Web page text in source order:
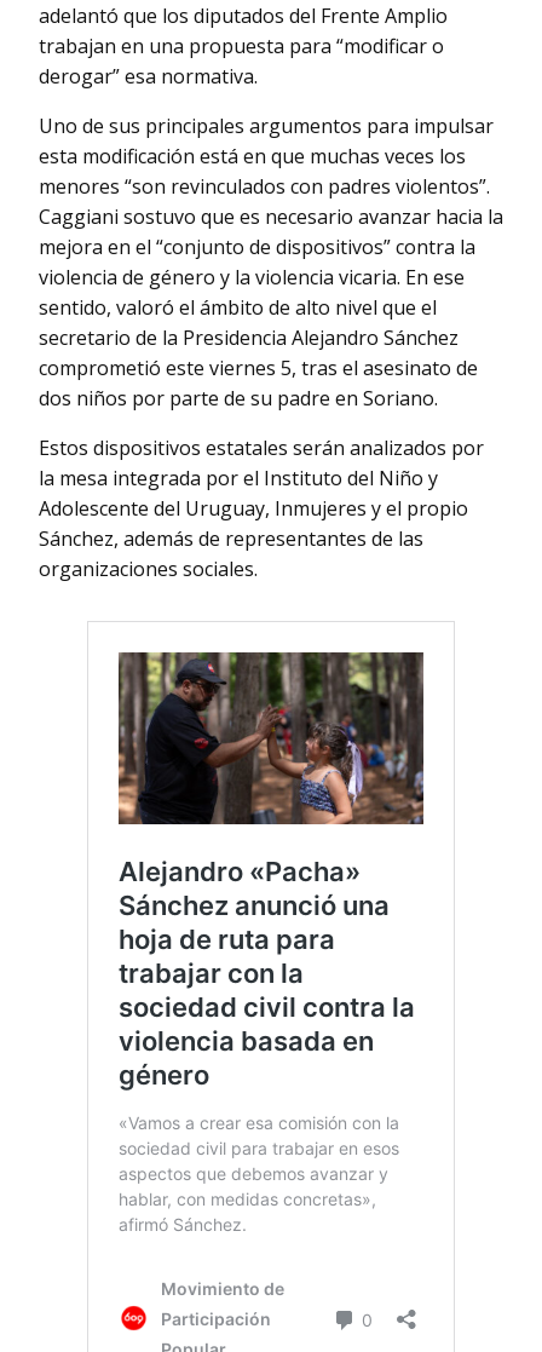
adelantó que los diputados del Frente Amplio
trabajan en una propuesta para “modificar o
derogar” esa normativa.
Uno de sus principales argumentos para impulsar
esta modificación está en que muchas veces los
menores “son revinculados con padres violentos”.
Caggiani sostuvo que es necesario avanzar hacia la
mejora en el “conjunto de dispositivos” contra la
violencia de género y la violencia vicaria. En ese
sentido, valoró el ámbito de alto nivel que el
secretario de la Presidencia Alejandro Sánchez
comprometió este viernes 5, tras el asesinato de
dos niños por parte de su padre en Soriano.
Estos dispositivos estatales serán analizados por
la mesa integrada por el Instituto del Niño y
Adolescente del Uruguay, Inmujeres y el propio
Sánchez, además de representantes de las
organizaciones sociales.